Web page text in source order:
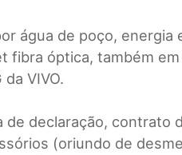
água de poço, energia
fibra óptica, também
VIVO.
de declaração, contrato
(oriundo de